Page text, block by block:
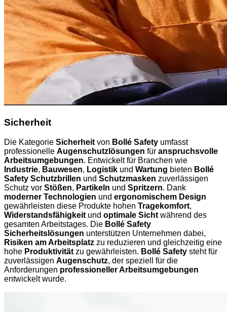
Sicherheit
Die Kategorie Sicherheit von Bollé Safety umfasst
professionelle Augenschutzlösungen für anspruchsvolle
Arbeitsumgebungen. Entwickelt für Branchen wie
Industrie, Bauwesen, Logistik und Wartung bieten Bollé
Safety Schutzbrillen und Schutzmasken zuverlässigen
Schutz vor Stößen, Partikeln und Spritzern. Dank
moderner Technologien und ergonomischem Design
gewährleisten diese Produkte hohen Tragekomfort,
Widerstandsfähigkeit und optimale Sicht während des
gesamten Arbeitstages. Die Bollé Safety
Sicherheitslösungen unterstützen Unternehmen dabei,
Risiken am Arbeitsplatz zu reduzieren und gleichzeitig eine
hohe Produktivität zu gewährleisten. Bollé Safety steht für
zuverlässigen Augenschutz, der speziell für die
Anforderungen professioneller Arbeitsumgebungen
entwickelt wurde.